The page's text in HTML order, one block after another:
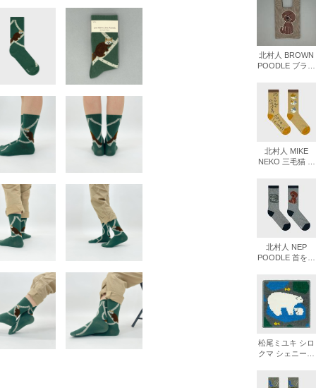
書店
広島
六本
屋書
北村人 BROWN
POODLE ブラウ
バッグ
北村人 MIKE
NEKO 三毛猫 ソ
北村人 NEP
POODLE 首を傾
ックス
松尾ミユキ シロ
クマ シェニール